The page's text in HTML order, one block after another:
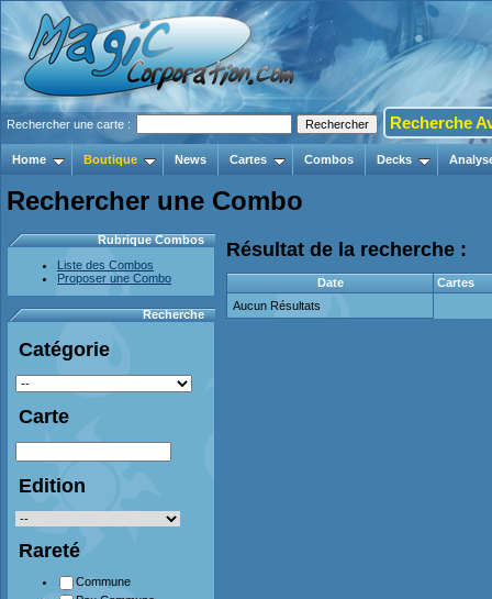
Rechercher une carte : Recherche
Home Boutique News Cartes Combos Decks
Rechercher une Combo
Rubrique Combos
Liste des Combos
Proposer une Combo
Recherche
Catégorie
Carte
Edition
Rareté
Commune
Résultat de la recherche :
Date
Cartes
Aucun Résultats